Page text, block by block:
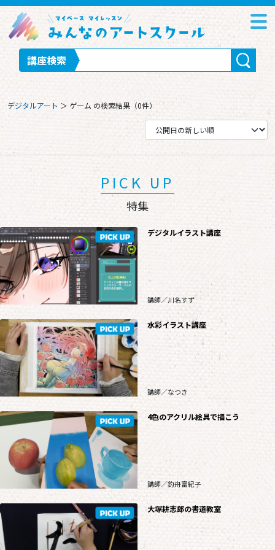
講座検索
デジタルアート ＞ ゲーム の検索結果（0件）
PICK UP
特集
デジタルイラスト講座
講師／川名すず
水彩イラスト講座
講師／なつき
4色のアクリル絵具で描こう
講師／釣舟富紀子
大塚耕志郎の書道教室